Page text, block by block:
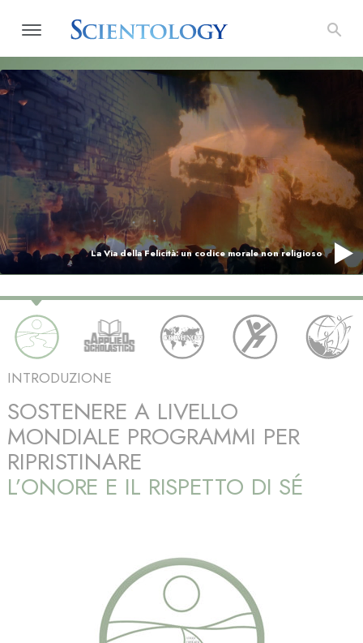
La Via della Felicità: un codice morale non religioso
INTRODUZIONE
SOSTENERE A LIVELLO
MONDIALE PROGRAMMI PER
RIPRISTINARE
L’ONORE E IL RISPETTO DI SÉ